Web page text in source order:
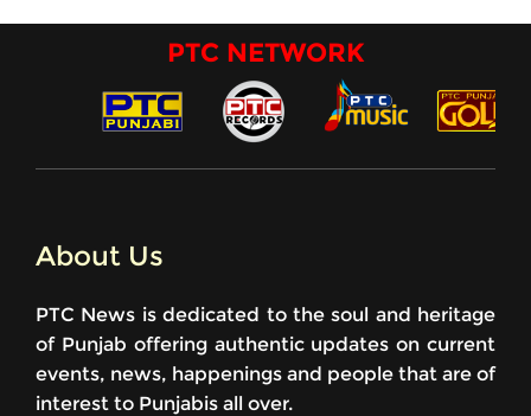
PTC NETWORK
About Us
PTC News is dedicated to the soul and heritage
of Punjab offering authentic updates on current
events, news, happenings and people that are of
interest to Punjabis all over.